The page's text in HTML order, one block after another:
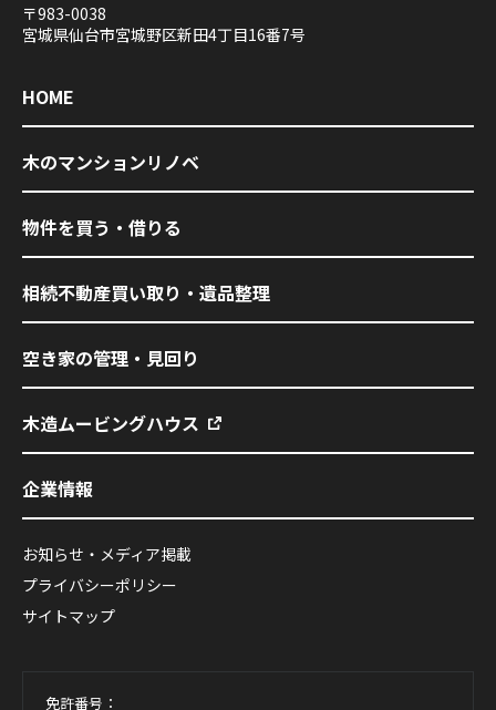
〒983-0038
宮城県仙台市宮城野区新田4丁目16番7号
HOME
木のマンションリノベ
物件を買う・借りる
相続不動産買い取り・遺品整理
空き家の管理・見回り
木造ムービングハウス
企業情報
お知らせ・メディア掲載
プライバシーポリシー
サイトマップ
免許番号：